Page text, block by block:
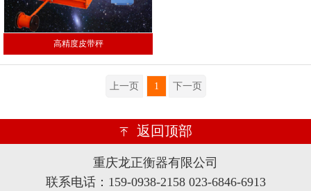
高精度皮带秤
上一页 1 下一页
返回顶部
重庆龙正衡器有限公司
联系电话：159-0938-2158 023-6846-6913